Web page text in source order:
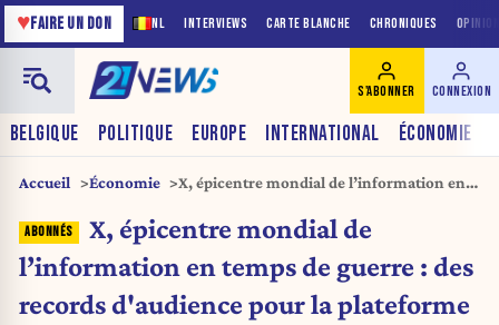
NL INTERVIEWS CARTE BLANCHE CHRONIQUES
♥FAIRE UN DON
BELGIQUE POLITIQUE EUROPE INTERNATIONAL ÉCONOMIE
S'ABONNER CONNEXION
Accueil Économie
X, épicentre mondial de l’information en
pour la plateforme de Musk
X, épicentre mondial de
l’information en temps de guerre : des
records d'audience pour la plateforme